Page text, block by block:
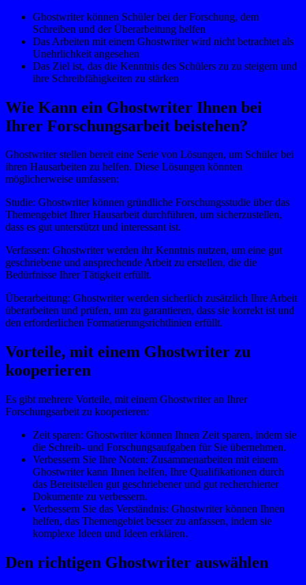
Ghostwriter können Schüler bei der Forschung, dem
Schreiben und der Überarbeitung helfen
Das Arbeiten mit einem Ghostwriter wird nicht betrachtet als
Unehrlichkeit angesehen
Das Ziel ist, das die Kenntnis des Schülers zu zu steigern und
ihre Schreibfähigkeiten zu stärken
Wie Kann ein Ghostwriter Ihnen bei
Ihrer Forschungsarbeit beistehen?
Ghostwriter stellen bereit eine Serie von Lösungen, um Schüler bei
ihren Hausarbeiten zu helfen. Diese Lösungen könnten
möglicherweise umfassen:
Studie: Ghostwriter können gründliche Forschungsstudie über das
Themengebiet Ihrer Hausarbeit durchführen, um sicherzustellen,
dass es gut unterstützt und interessant ist.
Verfassen: Ghostwriter werden ihr Kenntnis nutzen, um eine gut
geschriebene und ansprechende Arbeit zu erstellen, die die
Bedürfnisse Ihrer Tätigkeit erfüllt.
Überarbeitung: Ghostwriter werden sicherlich zusätzlich Ihre Arbeit
überarbeiten und prüfen, um zu garantieren, dass sie korrekt ist und
den erforderlichen Formatierungsrichtlinien erfüllt.
Vorteile, mit einem Ghostwriter zu
kooperieren
Es gibt mehrere Vorteile, mit einem Ghostwriter an Ihrer
Forschungsarbeit zu kooperieren:
Zeit sparen: Ghostwriter können Ihnen Zeit sparen, indem sie
die Schreib- und Forschungsaufgaben für Sie übernehmen.
Verbessern Sie Ihre Noten: Zusammenarbeiten mit einem
Ghostwriter kann Ihnen helfen, Ihre Qualifikationen durch
das Bereitstellen gut geschriebener und gut recherchierter
Dokumente zu verbessern.
Verbessern Sie das Verständnis: Ghostwriter können Ihnen
helfen, das Themengebiet besser zu anfassen, indem sie
komplexe Ideen und Ideen erklären.
Den richtigen Ghostwriter auswählen